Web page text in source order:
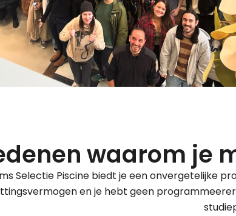
waarom je
Selectie Piscine biedt je een onvergetelijke
en je hebt geen